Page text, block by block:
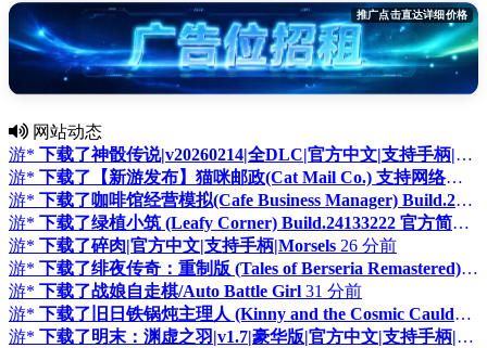
推广点击直达详细价格
网站动态
游* 下载了神骰传说|v20260214|全DLC|官方中文|支持手柄|Dicefolk
游* 下载了【新游发布】猫咪邮政(Cat Mail Co.) 支持网络联机 Build.24152930 官方简体中文下载 – 支持键鼠免安装 | 824MB
游* 下载了咖啡馆经营模拟(Cafe Business Manager) Build.24062191 官方简体中文下载 – 支持键鼠免安装 | 6.55GB
游* 下载了绿植小筑 (Leafy Corner) Build.24133222 官方简体中文下载 – 支持手柄免安装 | 745MB
游* 下载了碎肉|官方中文|支持手柄|Morsels 26 分前
游* 下载了绯夜传奇：重制版 (Tales of Berseria Remastered) v1.0.5 官方简体中文下载 – 支持手柄免安装 | 14.1GB
游* 下载了战娘自走棋/Auto Battle Girl 31 分前
游* 下载了旧日铁锅炖主理人 (Kinny and the Cosmic Cauldron) Build.24413638 官方简体中文下载 – 支持键鼠免安装 | 1.42GB
游* 下载了明末：渊虚之羽|v1.7|豪华版|官方中文|支持手柄|Wuchang Fallen Feathers